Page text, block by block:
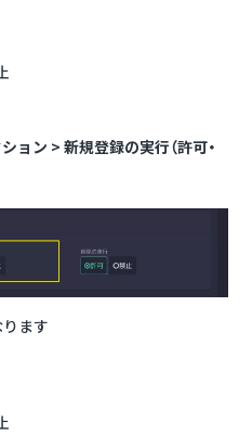
ョン > 新規登録の実行（許可・
ます